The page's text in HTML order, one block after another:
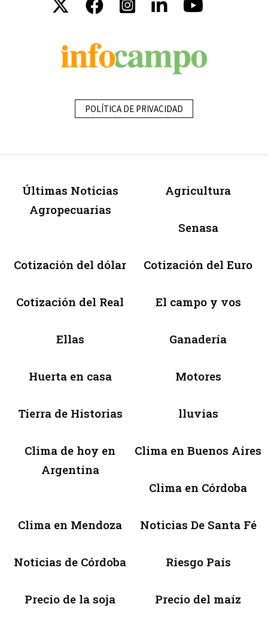
POLÍTICA DE PRIVACIDAD
Últimas Noticias
Agropecuarias
Agricultura
Senasa
Cotización del dólar Cotización del Euro
Cotización del Real El campo y vos
Ellas Ganadería
Huerta en casa Motores
Tierra de Historias lluvias
Clima de hoy en
Argentina
Clima en Buenos Aires
Clima en Córdoba
Clima en Mendoza Noticias De Santa Fé
Noticias de Córdoba Riesgo País
Precio de la soja Precio del maíz